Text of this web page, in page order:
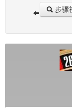
步骤